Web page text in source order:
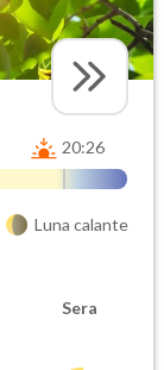
20:26
Luna calante
Sera